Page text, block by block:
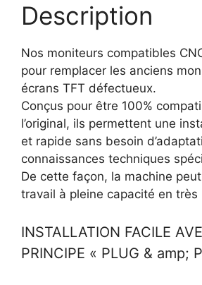
Description
Nos moniteurs compatibles
pour remplacer les anciens
écrans TFT défectueux.
Conçus pour être 100%
l’original, ils permettent une
et rapide sans besoin
connaissances techniques
De cette façon, la machine
travail à pleine capacité en très
INSTALLATION FACILE
PRINCIPE « PLUG & amp;